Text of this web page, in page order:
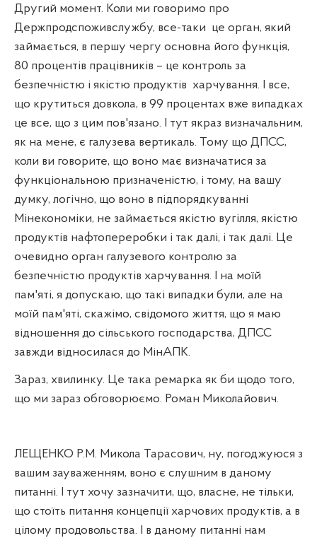
Другий момент. Коли ми говоримо про
Держпродспоживслужбу, все-таки це орган, який
займається, в першу чергу основна його функція,
80 процентів працівників – це контроль за
безпечністю і якістю продуктів харчування. І все,
що крутиться довкола, в 99 процентах вже випадках
це все, що з цим пов'язано. І тут якраз визначальним,
як на мене, є галузева вертикаль. Тому що ДПСС,
коли ви говорите, що воно має визначатися за
функціональною призначеністю, і тому, на вашу
думку, логічно, що воно в підпорядкуванні
Мінекономіки, не займається якістю вугілля, якістю
продуктів нафтопереробки і так далі, і так далі. Це
очевидно орган галузевого контролю за
безпечністю продуктів харчування. І на моїй
пам'яті, я допускаю, що такі випадки були, але на
моїй пам'яті, скажімо, свідомого життя, що я маю
відношення до сільського господарства, ДПСС
завжди відносилася до МінАПК.
Зараз, хвилинку. Це така ремарка як би щодо того,
що ми зараз обговорюємо. Роман Миколайович.
ЛЕЩЕНКО Р.М. Микола Тарасович, ну, погоджуюся з
вашим зауваженням, воно є слушним в даному
питанні. І тут хочу зазначити, що, власне, не тільки,
що стоїть питання концепції харчових продуктів, а в
цілому продовольства. І в даному питанні нам